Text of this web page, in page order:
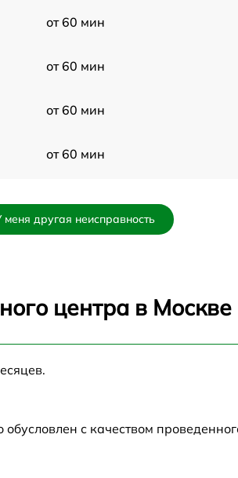
от 60 мин
от 60 мин
от 60 мин
от 60 мин
меня другая неисправность
центра в Москве
с качеством